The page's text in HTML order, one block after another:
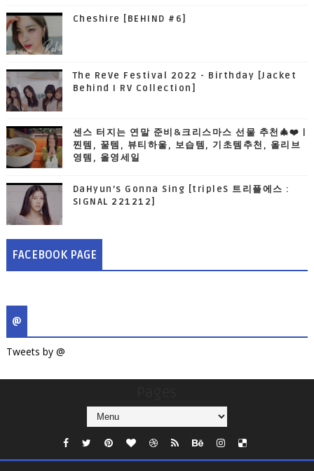
Cheshire [BEHIND #6]
The ReVe Festival 2022 - Birthday [Jacket
Behind I RV Collection]
센스 터지는 연말 준비&크리스마스 선물 추천🎄❤️ |
찐템, 꿀템, 뷰티하울, 보습템, 기초템추천, 올리브
영템, 올영세일
DaHyun’s Gonna Sing [tripleS 트리플에스 :
SIGNAL 221212]
FACEBOOK PAGE
@
Tweets by @